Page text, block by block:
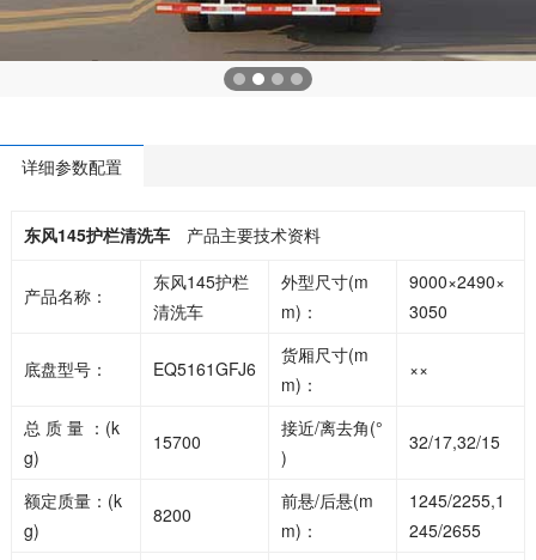
详细参数配置
东风145护栏清洗车产品主要技术资料
产品名称：
东风145护栏
清洗车
外型尺寸(m
m)：
9000×2490×
3050
底盘型号： EQ5161GFJ6
货厢尺寸(m
m)：
××
总 质 量 ：(k
g)
15700
接近/离去角(°
)
32/17,32/15
额定质量：(k
g)
8200
前悬/后悬(m
m)：
1245/2255,1
245/2655